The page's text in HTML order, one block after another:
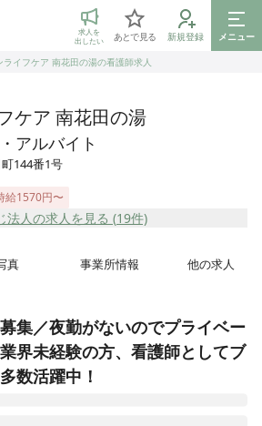
職マッチング
求人を
出したい
あとで見る 新規登録
メニュー
ライフケア 南花田の湯の看護師求人
ケア 南花田の湯
アルバイト
144番1号
給1570円〜
法人の求人を見る (19件)
真 事業所情報 他の求人
集／夜勤がないのでプライベー
界未経験の方、看護師としてブ
数活躍中！